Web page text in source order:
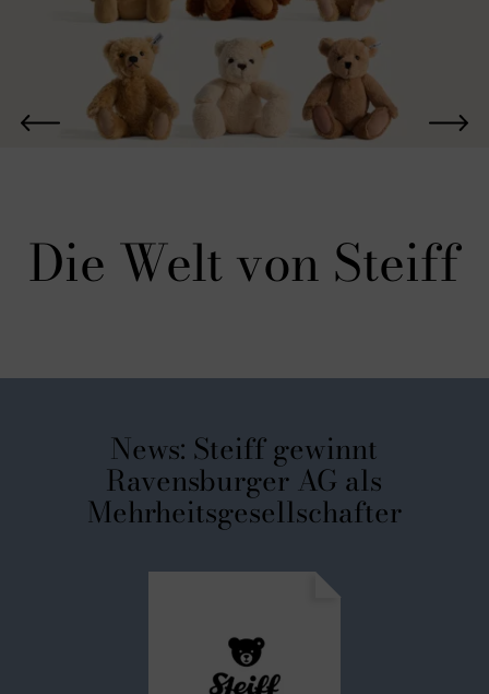
Die Welt von Steiff
News: Steiff gewinnt
Ravensburger AG als
Mehrheitsgesellschafter